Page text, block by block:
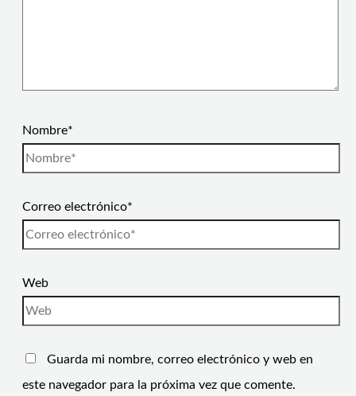
Nombre*
Correo electrónico*
Web
Guarda mi nombre, correo electrónico y web en
este navegador para la próxima vez que comente.